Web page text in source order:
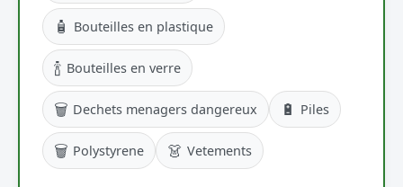
🧴 Bouteilles en plastique
🍾 Bouteilles en verre
🗑️ Dechets menagers dangereux 🔋 Piles
🗑️ Polystyrene 👗 Vetements